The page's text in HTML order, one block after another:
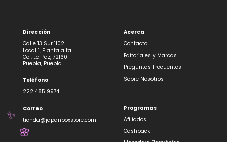
Dirección
Calle 13 Sur 1102
Local 1, Planta alta
Col. La Paz, 72160
Puebla, Puebla
Teléfono
222 485 9974
Correo
tienda@japanboxstore.com
Acerca
Contacto
Editoriales y Marcas
Preguntas Frecuentes
Sobre Nosotros
Programas
Afiliados
Cashback
✨